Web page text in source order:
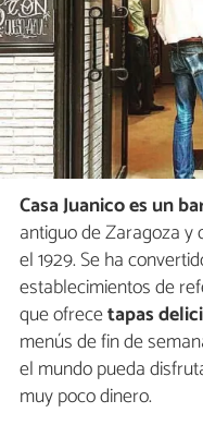
Casa Juanico es un
antiguo de Zaragoza
el 1929. Se ha
establecimientos de
que ofrecetapas
menús de fin de
el mundo pueda
muy poco dinero.